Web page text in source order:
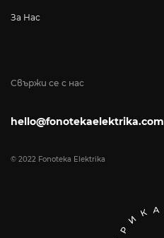
Свържи се с нас
hello@fonotekaelektrika.com
© 2022 Fonoteka Elektrika
За Нас